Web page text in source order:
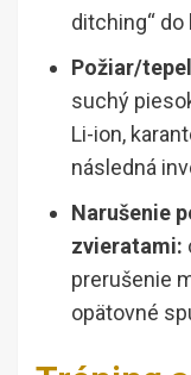
ditching“
Požiar/
suchý
Li-ion,
následná
Narušenie
zvieratami:
prerušenie
opätovné